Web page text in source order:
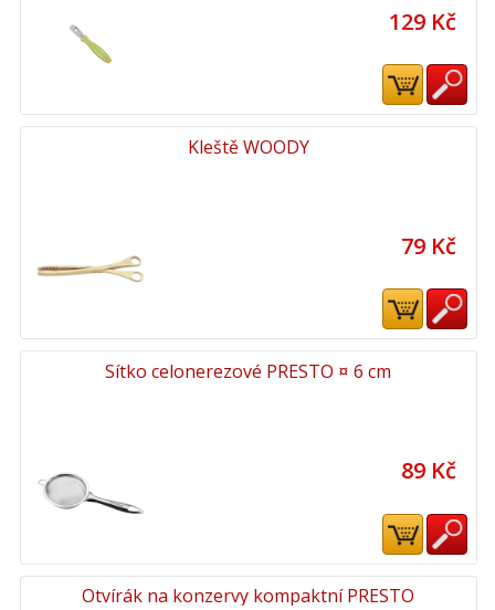
129 Kč
Kleště WOODY
79 Kč
Sítko celonerezové PRESTO ¤ 6 cm
89 Kč
Otvírák na konzervy kompaktní PRESTO